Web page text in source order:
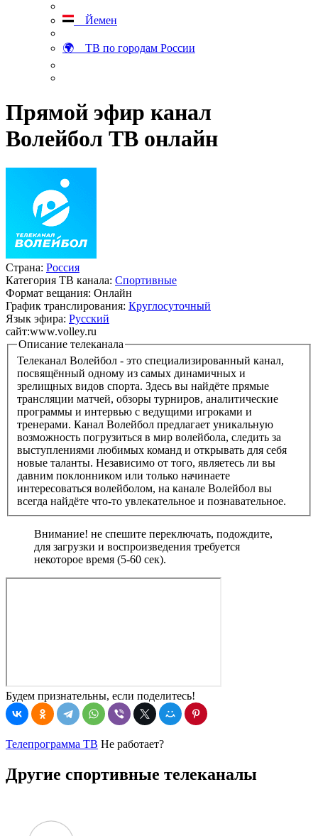
Йемен
🌍 ТВ по городам России
Прямой эфир канал
Волейбол ТВ онлайн
Страна: Россия
Категория ТВ канала: Спортивные
Формат вещания: Онлайн
График транслирования: Круглосуточный
Язык эфира: Русский
сайт:www.volley.ru
Описание телеканала
Телеканал Волейбол - это специализированный канал,
посвящённый одному из самых динамичных и
зрелищных видов спорта. Здесь вы найдёте прямые
трансляции матчей, обзоры турниров, аналитические
программы и интервью с ведущими игроками и
тренерами. Канал Волейбол предлагает уникальную
возможность погрузиться в мир волейбола, следить за
выступлениями любимых команд и открывать для себя
новые таланты. Независимо от того, являетесь ли вы
давним поклонником или только начинаете
интересоваться волейболом, на канале Волейбол вы
всегда найдёте что-то увлекательное и познавательное.
Внимание! не спешите переключать, подождите,
для загрузки и воспроизведения требуется
некоторое время (5-60 сек).
Будем признательны, если поделитесь!
Телепрограмма ТВ Не работает?
Другие спортивные телеканалы